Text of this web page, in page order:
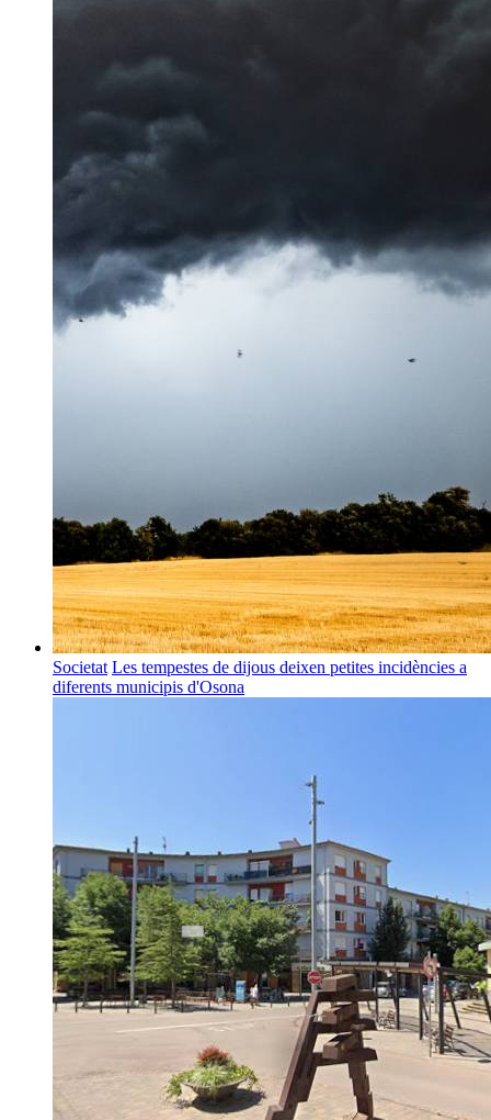
Societat Les tempestes de dijous deixen petites incidències a
diferents municipis d'Osona